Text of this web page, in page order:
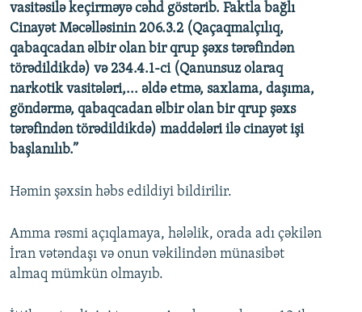
vasitəsilə keçirməyə cəhd göstərib. Faktla bağlı
Cinayət Məcəlləsinin 206.3.2 (Qaçaqmalçılıq,
qabaqcadan əlbir olan bir qrup şəxs tərəfindən
törədildikdə) və 234.4.1-ci (Qanunsuz olaraq
narkotik vasitələri,... əldə etmə, saxlama, daşıma,
göndərmə, qabaqcadan əlbir olan bir qrup şəxs
tərəfindən törədildikdə) maddələri ilə cinayət işi
başlanılıb.”
Həmin şəxsin həbs edildiyi bildirilir.
Amma rəsmi açıqlamaya, hələlik, orada adı çəkilən
İran vətəndaşı və onun vəkilindən münasibət
almaq mümkün olmayıb.